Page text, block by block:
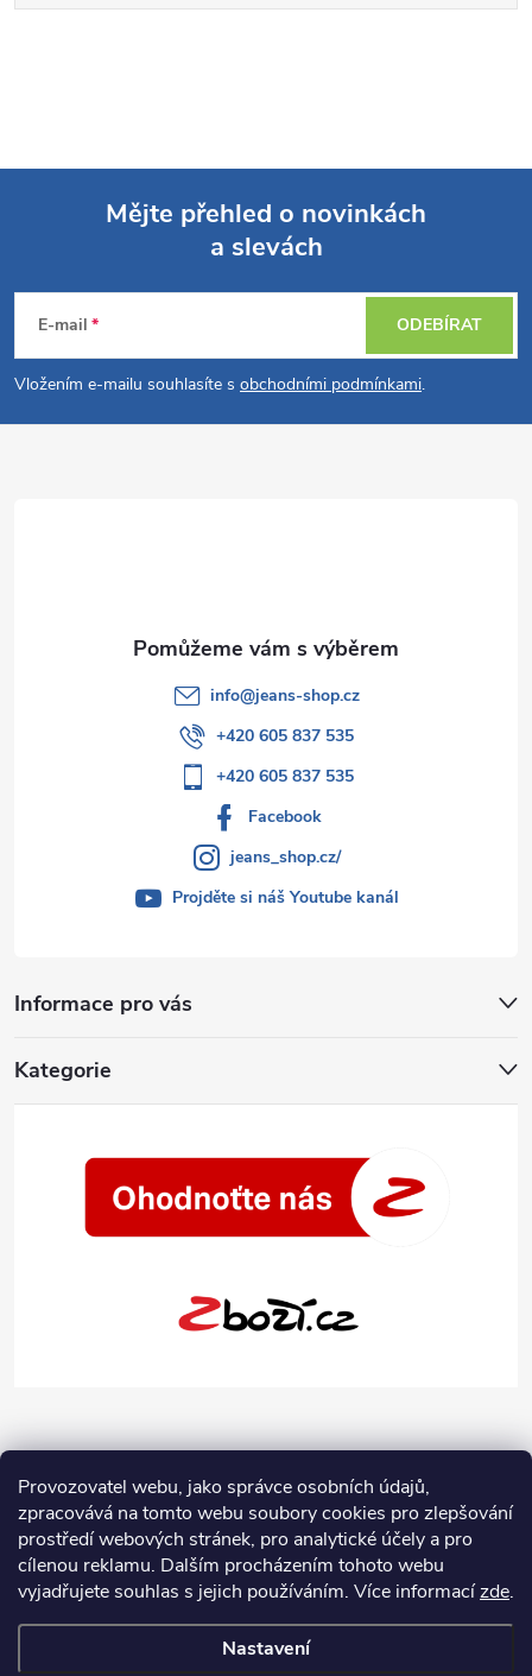
Provozovatel webu, jako správce osobních údajů,
zpracovává na tomto webu soubory cookies pro zlepšování
prostředí webových stránek, pro analytické účely a pro
cílenou reklamu. Dalším procházením tohoto webu
vyjadřujete souhlas s jejich používáním. Více informacízde.
Nastavení
p
a
Mějte přehled o novinkách
a slevách
E-mail
Vložením e-mailu souhlasíte s obchodními podmínkami.
ODEBÍRAT
Informace pro vás
Kategorie
info@jeans-shop.cz
+420 605 837 535
+420 605 837 535
Facebook
jeans_shop.cz/
Projděte si náš Youtube kanál